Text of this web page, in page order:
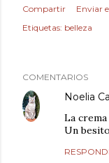
Compartir
Enviar
Etiquetas: belleza
COMENTARIOS
Noelia
La
Un